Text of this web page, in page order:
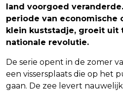
land voorgoed
periode van economische
klein kuststadje, groeit uit
nationale revolutie.
De serie opent in de zomer
een vissersplaats die op het
gaan. De zee levert